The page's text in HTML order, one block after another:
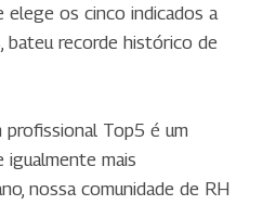
elege os cinco indicados a
bateu recorde histórico de
profissional Top5 é um
igualmente mais
nossa comunidade de RH